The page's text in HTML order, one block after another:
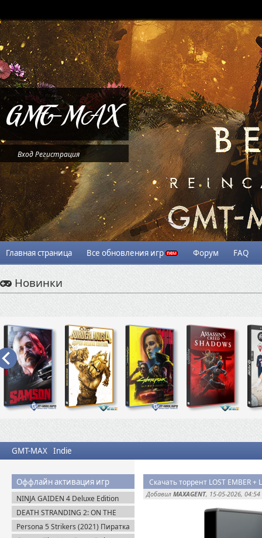
ВходРегистрация
Главная страница Все обновления игр Форум FAQ
Новинки
GMT-MAX Indie
Оффлайн активация игр
NINJA GAIDEN 4 Deluxe Edition
v.1.0.4.0 (2025) Portable
DEATH STRANDING 2: ON THE
BEACH на PC / ПК v.1.10.89.0
(2026) Пиратка
Persona 5 Strikers (2021) Пиратка
Скачать торрент LOST EMBER +
Добавил MAXAGENT, 15-05-2026, 04:54